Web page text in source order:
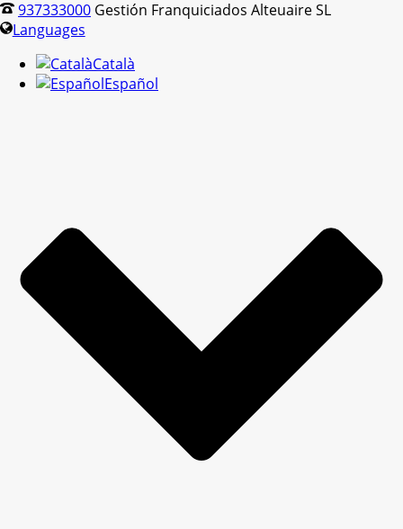
937333000 Gestión Franquiciados Alteuaire SL
Languages
Català
Español